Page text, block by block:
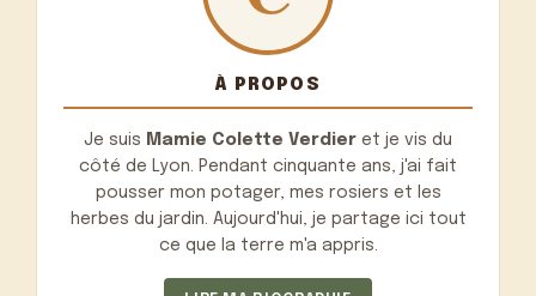
À PROPOS
Je suis Mamie Colette Verdier et je vis du
côté de Lyon. Pendant cinquante ans, j'ai fait
pousser mon potager, mes rosiers et les
herbes du jardin. Aujourd'hui, je partage ici tout
ce que la terre m'a appris.